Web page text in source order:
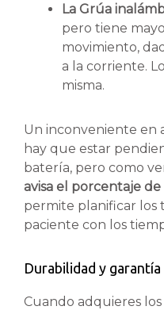
La Grúa
pero tiene
movimiento,
a la corriente.
misma.
Un inconveniente en
hay que estar
batería, pero como
avisa el porcentaje
permite planificar los
paciente con los
Durabilidad y garantía
Cuando adquieres